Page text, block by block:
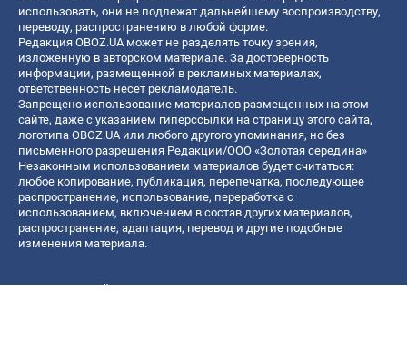
использовать, они не подлежат дальнейшему воспроизводству,
переводу, распространению в любой форме.
Редакция OBOZ.UA может не разделять точку зрения,
изложенную в авторском материале. За достоверность
информации, размещенной в рекламных материалах,
ответственность несет рекламодатель.
Запрещено использование материалов размещенных на этом
сайте, даже с указанием гиперссылки на страницу этого сайта,
логотипа OBOZ.UA или любого другого упоминания, но без
письменного разрешения Редакции/ООО «Золотая середина»
Незаконным использованием материалов будет считаться:
любое копирование, публикация, перепечатка, последующее
распространение, использование, переработка с
использованием, включением в состав других материалов,
распространение, адаптация, перевод и другие подобные
изменения материала.
Название онлайн медиа — «OBOZ.UA»